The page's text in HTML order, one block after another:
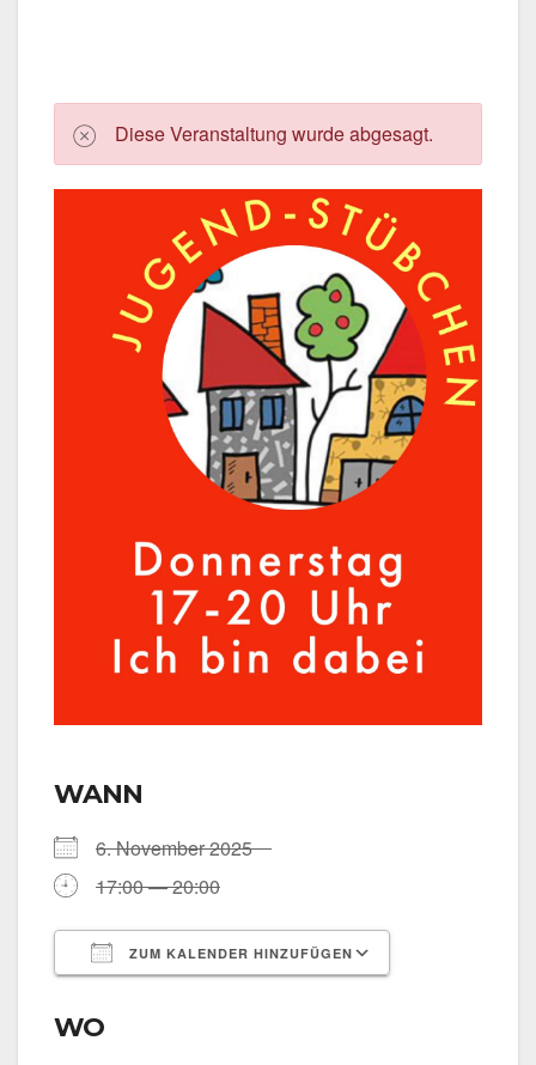
Die­se Ver­an­stal­tung wur­de abge­sagt.
WANN
6. Novem­ber 2025
17:00 — 20:00
ZUM KALENDER HINZUFÜGEN
WO